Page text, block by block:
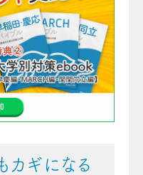
ギになる